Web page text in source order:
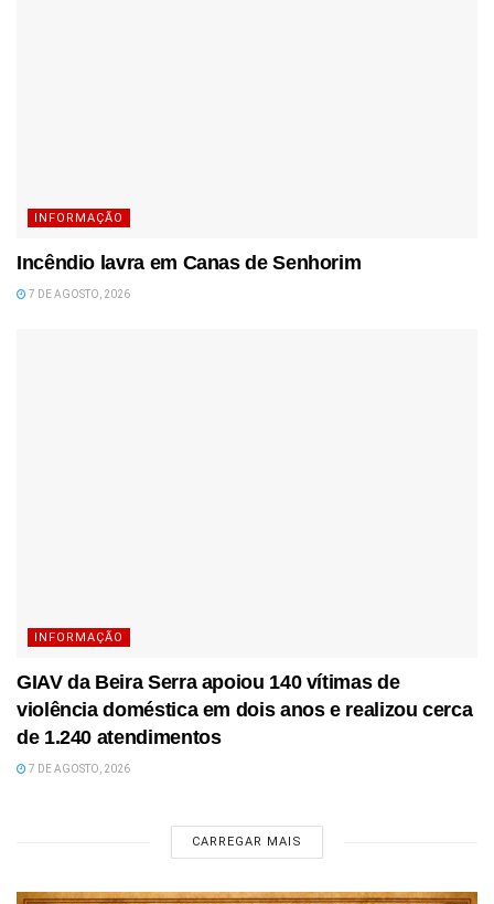
INFORMAÇÃO
Incêndio lavra em Canas de Senhorim
7 DE AGOSTO, 2026
INFORMAÇÃO
GIAV da Beira Serra apoiou 140 vítimas de
violência doméstica em dois anos e realizou cerca
de 1.240 atendimentos
7 DE AGOSTO, 2026
CARREGAR MAIS